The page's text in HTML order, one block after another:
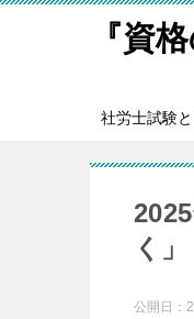
『資
社労士試験
く」
公開日：